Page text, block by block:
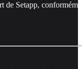
de Setapp,